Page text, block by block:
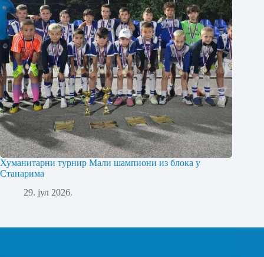
Хуманитарни турнир Мали шампиони из блока у
Станарима
29. јул 2026.